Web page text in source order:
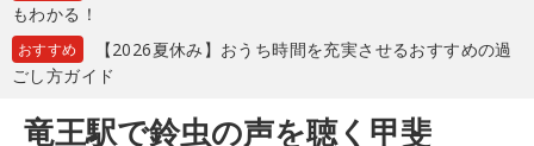
もわかる！
おすすめ
【2026夏休み】おうち時間を充実させるおすすめの過
ごし方ガイド
竜王駅で鈴虫の声を聴く甲斐